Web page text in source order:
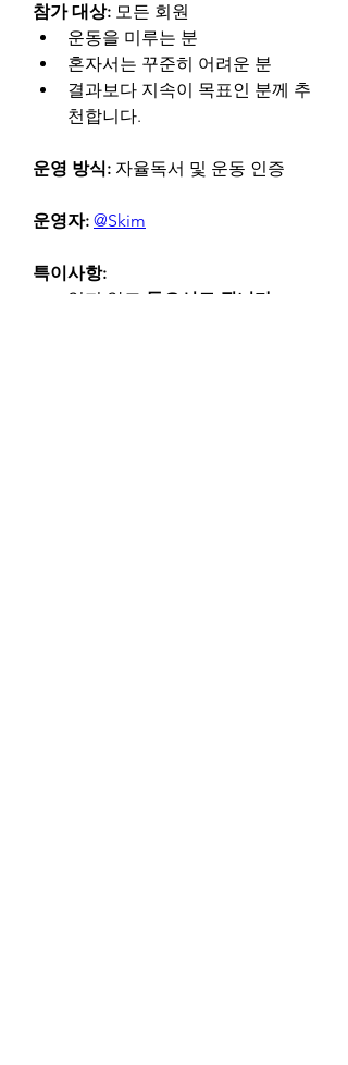
참가 대상: 모든 회원
운동을 미루는 분
혼자서는 꾸준히 어려운 분
결과보다 지속이 목표인 분께 추
천합니다.
운영 방식: 자율독서 및 운동 인증
운영자: @Skim
특이사항:
읽지 않고 들으셔도 됩니다.